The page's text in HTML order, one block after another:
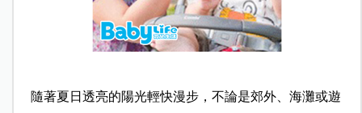
隨著夏日透亮的陽光輕快漫步，不論是郊外、海灘或遊